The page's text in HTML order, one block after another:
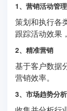
1、营销活动管理
策划和执行各
跟踪活动效果
2、精准营销
基于客户数据
营销效率。
3、市场趋势分析